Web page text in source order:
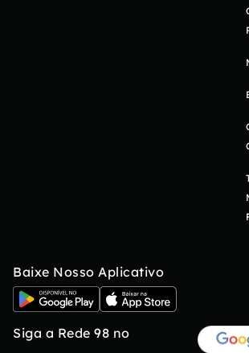
Baixe Nosso Aplicativo
Siga a Rede 98 no